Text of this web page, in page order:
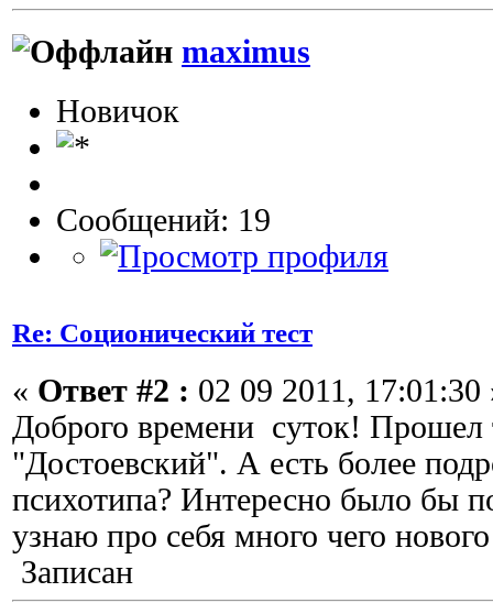
maximus
Новичок
Сообщений: 19
Re: Соционический тест
« Ответ #2 : 02 09 2011, 17:01:30
Доброго времени суток! Прошел
"Достоевский". А есть более
психотипа? Интересно было бы
узнаю про себя много чего
Записан